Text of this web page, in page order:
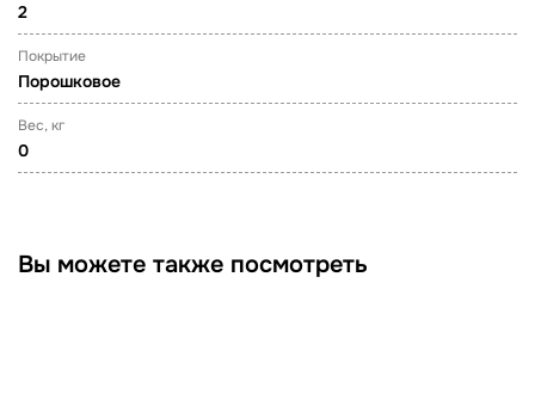
2
Покрытие
Порошковое
Вес, кг
0
Вы можете также посмотреть